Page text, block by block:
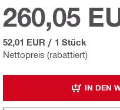
Nettopreis (rabattiert)
260,05
52,01 EUR / 1 Stück
IN DEN